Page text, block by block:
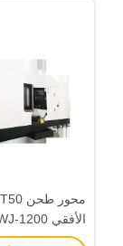
الأفقي 25000KG YCWJ-1200